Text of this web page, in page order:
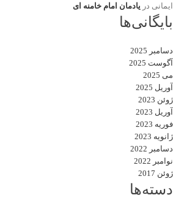
ایمانی در یادمان امام خامنه ای
بایگانی‌ها
دسامبر 2025
آگوست 2025
می 2025
آوریل 2025
ژوئن 2023
آوریل 2023
فوریه 2023
ژانویه 2023
دسامبر 2022
نوامبر 2022
ژوئن 2017
دسته‌ها